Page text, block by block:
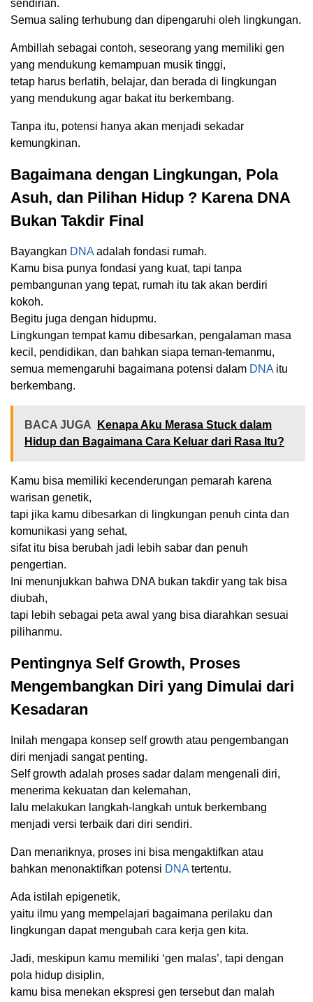
sendirian.
Semua saling terhubung dan dipengaruhi oleh lingkungan.
Ambillah sebagai contoh, seseorang yang memiliki gen
yang mendukung kemampuan musik tinggi,
tetap harus berlatih, belajar, dan berada di lingkungan
yang mendukung agar bakat itu berkembang.
Tanpa itu, potensi hanya akan menjadi sekadar
kemungkinan.
Bagaimana dengan Lingkungan, Pola
Asuh, dan Pilihan Hidup ? Karena DNA
Bukan Takdir Final
Bayangkan DNA adalah fondasi rumah.
Kamu bisa punya fondasi yang kuat, tapi tanpa
pembangunan yang tepat, rumah itu tak akan berdiri
kokoh.
Begitu juga dengan hidupmu.
Lingkungan tempat kamu dibesarkan, pengalaman masa
kecil, pendidikan, dan bahkan siapa teman-temanmu,
semua memengaruhi bagaimana potensi dalam DNA itu
berkembang.
BACA JUGA
Kenapa Aku Merasa Stuck dalam
Hidup dan Bagaimana Cara Keluar dari Rasa Itu?
Kamu bisa memiliki kecenderungan pemarah karena
warisan genetik,
tapi jika kamu dibesarkan di lingkungan penuh cinta dan
komunikasi yang sehat,
sifat itu bisa berubah jadi lebih sabar dan penuh
pengertian.
Ini menunjukkan bahwa DNA bukan takdir yang tak bisa
diubah,
tapi lebih sebagai peta awal yang bisa diarahkan sesuai
pilihanmu.
Pentingnya Self Growth, Proses
Mengembangkan Diri yang Dimulai dari
Kesadaran
Inilah mengapa konsep self growth atau pengembangan
diri menjadi sangat penting.
Self growth adalah proses sadar dalam mengenali diri,
menerima kekuatan dan kelemahan,
lalu melakukan langkah-langkah untuk berkembang
menjadi versi terbaik dari diri sendiri.
Dan menariknya, proses ini bisa mengaktifkan atau
bahkan menonaktifkan potensi DNA tertentu.
Ada istilah epigenetik,
yaitu ilmu yang mempelajari bagaimana perilaku dan
lingkungan dapat mengubah cara kerja gen kita.
Jadi, meskipun kamu memiliki ‘gen malas’, tapi dengan
pola hidup disiplin,
kamu bisa menekan ekspresi gen tersebut dan malah